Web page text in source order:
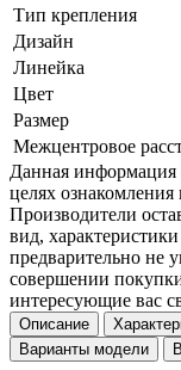
Тип крепления
Дизайн
Линейка
Цвет
Размер
Межцентровое
Данная информация
целях
Производители
вид,
предварительно не
совершении
интересующие вас
Описание
Варианты модели